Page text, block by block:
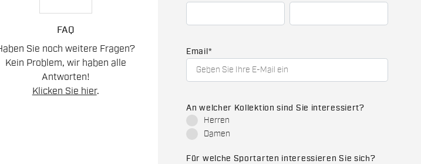
FAQ
Sie noch weitere Fragen?
Kein Problem, wir haben alle
Antworten!
Klicken Sie hier.
Email *
An welcher Kollektion sind Sie interessiert?
Herren
Damen
Für welche Sportarten interessieren Sie sich?